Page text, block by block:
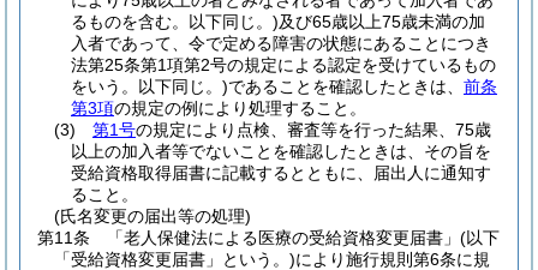
るものを含む。以下同じ。)及び65歳以上75歳未満の加
入者であって、令で定める障害の状態にあることにつき
法第25条第1項第2号の規定による認定を受けているもの
をいう。以下同じ。)であることを確認したときは、 前条
第3項の規定の例により処理すること。
(3)
第1号の規定により点検、審査等を行った結果、75歳
以上の加入者等でないことを確認したときは、その旨を
受給資格取得届書に記載するとともに、届出人に通知す
ること。
(氏名変更の届出等の処理)
第11条
「老人保健法による医療の受給資格変更届書」 (以下
「受給資格変更届書」という。)により施行規則第6条に規